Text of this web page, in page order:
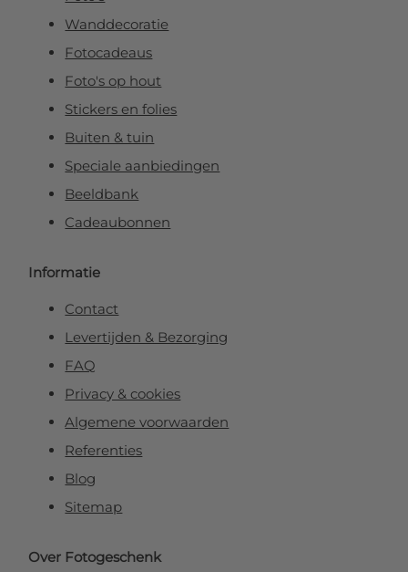
Wanddecoratie
Fotocadeaus
Foto's op hout
Stickers en folies
Buiten & tuin
Speciale aanbiedingen
Beeldbank
Cadeaubonnen
Informatie
Contact
Levertijden & Bezorging
FAQ
Privacy & cookies
Algemene voorwaarden
Referenties
Blog
Sitemap
Over Fotogeschenk